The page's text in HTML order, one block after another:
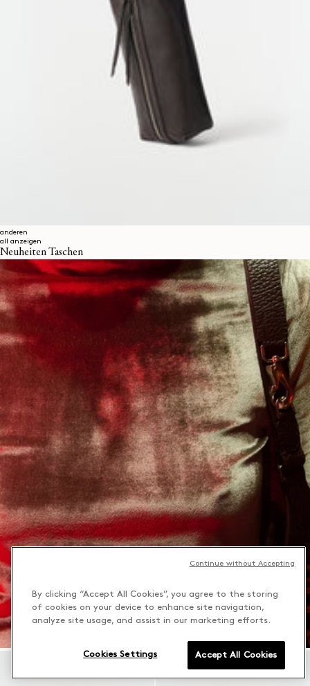
anderen
all anzeigen
Neuheiten Taschen
By clicking “Accept All Cookies”, you agree to the storing
of cookies on your device to enhance site navigation,
analyze site usage, and assist in our marketing efforts.
Accept All Cookies
Cookies Settings
Continue without Accepting